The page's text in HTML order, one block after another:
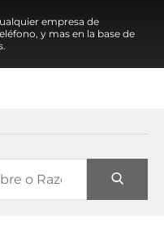
empresa de
y mas en la base de